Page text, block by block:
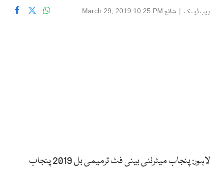
ویب ڈیسک | شائع March 29, 2019 10:25 PM
لاہور: پنجاب میٹرنٹی بینی فٹ ترمیمی بل 2019 پنجاب